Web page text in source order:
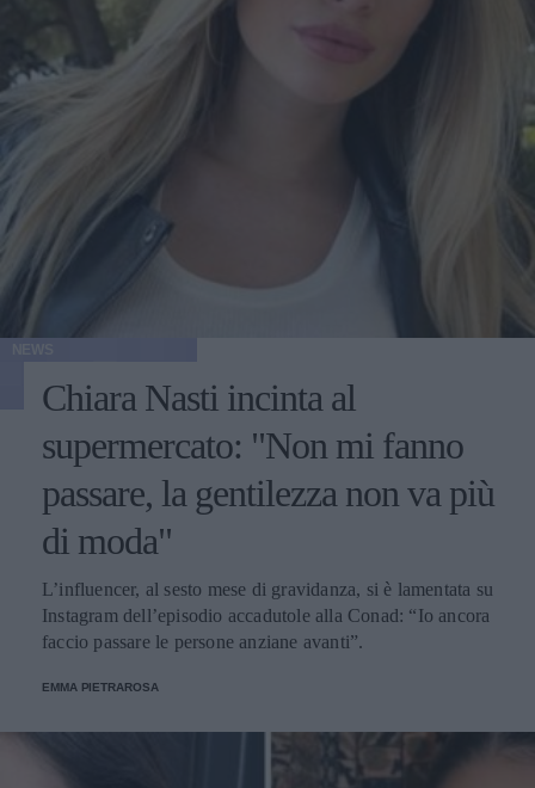
Chiara Nasti incinta al
supermercato: "Non mi fanno
passare, la gentilezza non va più
di moda"
L’influencer, al sesto mese di gravidanza, si è lamentata su
Instagram dell’episodio accadutole alla Conad: “Io ancora
faccio passare le persone anziane avanti”.
EMMA PIETRAROSA